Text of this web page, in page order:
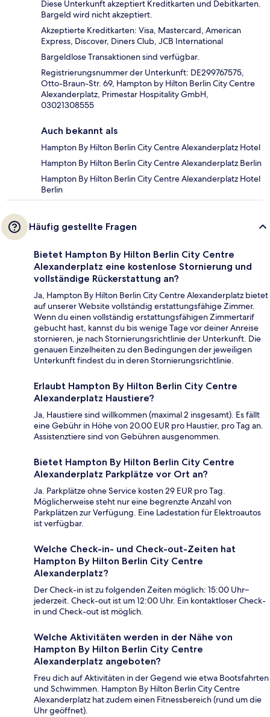
Diese Unterkunft akzeptiert Kreditkarten und Debitkarten.
Bargeld wird nicht akzeptiert.
Akzeptierte Kreditkarten: Visa, Mastercard, American
Express, Discover, Diners Club, JCB International
Bargeldlose Transaktionen sind verfügbar.
Registrierungsnummer der Unterkunft: DE299767575,
Otto-Braun-Str. 69, Hampton by Hilton Berlin City Centre
Alexanderplatz, Primestar Hospitality GmbH,
03021308555
Auch bekannt als
Hampton By Hilton Berlin City Centre Alexanderplatz Hotel
Hampton By Hilton Berlin City Centre Alexanderplatz Berlin
Hampton By Hilton Berlin City Centre Alexanderplatz Hotel
Berlin
Häufig gestellte Fragen
Bietet Hampton By Hilton Berlin City Centre
Alexanderplatz eine kostenlose Stornierung und
vollständige Rückerstattung an?
Ja, Hampton By Hilton Berlin City Centre Alexanderplatz bietet
auf unserer Website vollständig erstattungsfähige Zimmer.
Wenn du einen vollständig erstattungsfähigen Zimmertarif
gebucht hast, kannst du bis wenige Tage vor deiner Anreise
stornieren, je nach Stornierungsrichtlinie der Unterkunft. Die
genauen Einzelheiten zu den Bedingungen der jeweiligen
Unterkunft findest du in deren Stornierungsrichtlinie.
Erlaubt Hampton By Hilton Berlin City Centre
Alexanderplatz Haustiere?
Ja, Haustiere sind willkommen (maximal 2 insgesamt). Es fällt
eine Gebühr in Höhe von 20.00 EUR pro Haustier, pro Tag an.
Assistenztiere sind von Gebühren ausgenommen.
Bietet Hampton By Hilton Berlin City Centre
Alexanderplatz Parkplätze vor Ort an?
Ja. Parkplätze ohne Service kosten 29 EUR pro Tag.
Möglicherweise steht nur eine begrenzte Anzahl von
Parkplätzen zur Verfügung. Eine Ladestation für Elektroautos
ist verfügbar.
Welche Check-in- und Check-out-Zeiten hat
Hampton By Hilton Berlin City Centre
Alexanderplatz?
Der Check-in ist zu folgenden Zeiten möglich: 15:00 Uhr–
jederzeit. Check-out ist um 12:00 Uhr. Ein kontaktloser Check-
in und Check-out ist möglich.
Welche Aktivitäten werden in der Nähe von
Hampton By Hilton Berlin City Centre
Alexanderplatz angeboten?
Freu dich auf Aktivitäten in der Gegend wie etwa Bootsfahrten
und Schwimmen. Hampton By Hilton Berlin City Centre
Alexanderplatz hat zudem einen Fitnessbereich (rund um die
Uhr geöffnet).